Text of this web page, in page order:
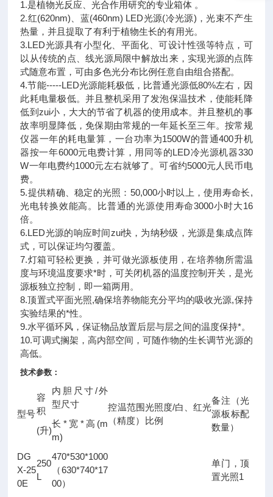
1.是植物光反应、光合作用研究的专业箱体 。
2.红(620nm)、蓝(460nm) LED光源(冷光源)，光束不产生
热量，并且提取了有利于植物生长的有用光。
3.LED光源具有小型化、平面化、可设计性强等特点，可
以从传统的点、线光源局限中解放出来，实现光源的点阵
式随意布置，可由多色光分布比例任意自由组合搭配。
4.节能-----LED光源能耗极低，比普通光源低80%左右，因
此耗电量极低。并且整机采用了发泡保温技术，使能耗降
低到zui小，大大的节省了机器的使用成本。并且整机的事
故率明显降低，免保期由常规的一年延长至三年。按常规
仪器一年的耗电量算，一台功率为1500W的普通400升机
器按一年6000元电费计算，用同等的LED冷光源机器330
W一年电费约1000元左右就够了。可省约5000元人民币电
费。
5.提供精确、稳定的光照：50,000小时以上，使用寿命长,
光电转换效能高。比普通的光源使用寿命3000小时大16
倍。
6.LED光源的响应时间zui快，为纳秒级，光源是集成点阵
式，可以保证均匀覆盖。
7.灯箱可轻松更换，并可做光源板使用，在培养物所需温
度与环境温度要求*时，可关闭机器的温度控制开关，是光
源板独立控制，即一箱两用。
8.顶置式平面光照,确保培养物能充分平均的吸收光源,保持
实验结果的*性。
9.水平循环风，保证物品放置后层与层之间的温度保持*。
10.可调式搁架，高内部空间，可随作物的生长调节光源的
高低。
技术参数：
型号
容
积
(升)
内胆尺寸/外
型尺寸
长 *宽 *高 (m
m)
控温范围
（精度）
光照度/白、红光
比例
备注（光
源板标配
数量）
DG
X-25
0E
250
L
470*530*1000
（630*740*17
00）
单门，顶
置光照1